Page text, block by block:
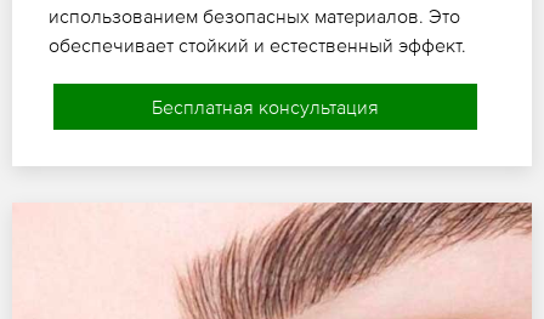
использованием безопасных материалов. Это
обеспечивает стойкий и естественный эффект.
Бесплатная консультация